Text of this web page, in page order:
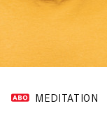
MEDITATION